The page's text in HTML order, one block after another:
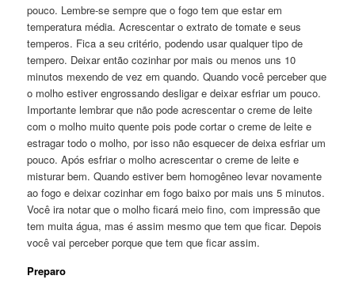
pouco. Lembre-se sempre que o fogo tem que estar em
temperatura média. Acrescentar o extrato de tomate e seus
temperos. Fica a seu critério, podendo usar qualquer tipo de
tempero. Deixar então cozinhar por mais ou menos uns 10
minutos mexendo de vez em quando. Quando você perceber que
o molho estiver engrossando desligar e deixar esfriar um pouco.
Importante lembrar que não pode acrescentar o creme de leite
com o molho muito quente pois pode cortar o creme de leite e
estragar todo o molho, por isso não esquecer de deixa esfriar um
pouco. Após esfriar o molho acrescentar o creme de leite e
misturar bem. Quando estiver bem homogêneo levar novamente
ao fogo e deixar cozinhar em fogo baixo por mais uns 5 minutos.
Você ira notar que o molho ficará meio fino, com impressão que
tem muita água, mas é assim mesmo que tem que ficar. Depois
você vai perceber porque que tem que ficar assim.
Preparo